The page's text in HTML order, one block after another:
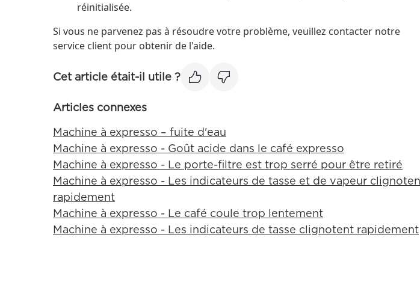
réinitialisée.
Si vous ne parvenez pas à résoudre votre problème, veuillez contacter notre
service client pour obtenir de l'aide.
Cet article était-il utile ?
Articles connexes
Machine à expresso – fuite d'eau
Machine à expresso - Goût acide dans le café expresso
Machine à expresso - Le porte-filtre est trop serré pour être retiré
Machine à expresso - Les indicateurs de tasse et de vapeur
rapidement
Machine à expresso - Le café coule trop lentement
Machine à expresso - Les indicateurs de tasse clignotent rapidement